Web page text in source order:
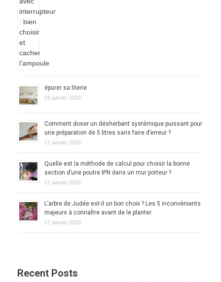
épurer sa literie
29 janvier 2026
Comment doser un désherbant systémique puissant pour
une préparation de 5 litres sans faire d’erreur ?
27 janvier 2026
Quelle est la méthode de calcul pour choisir la bonne
section d’une poutre IPN dans un mur porteur ?
27 janvier 2026
L’arbre de Judée est-il un bon choix ? Les 5 inconvénients
majeurs à connaître avant de le planter.
27 janvier 2026
Recent Posts